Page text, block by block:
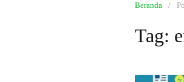
Beranda
Tag: